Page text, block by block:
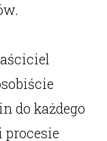
do każdego